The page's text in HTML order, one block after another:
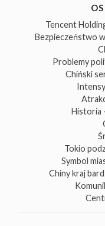
Tencent
Bezpieczeństwo
Problemy
Chiński
Historia
Tokio
Symbol
Chiny kraj